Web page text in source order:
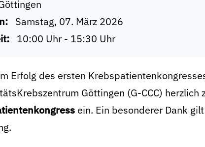
Samstag, 07. März 2026
10:00 Uhr - 15:30 Uhr
Erfolg des ersten
Göttingen (G-CCC) herzlich
ein. Ein besonderer Dank